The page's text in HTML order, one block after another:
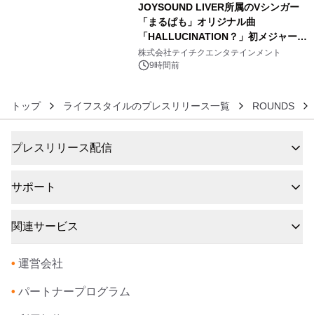
JOYSOUND LIVER所属のVシンガー
「まるぱも」オリジナル曲
「HALLUCINATION？」初メジャー配
信リリース決定！
株式会社テイチクエンタテインメント
9時間前
トップ ライフスタイルのプレスリリース一覧 ROUNDS
プレスリリース配信
サポート
関連サービス
• 運営会社
• パートナープログラム